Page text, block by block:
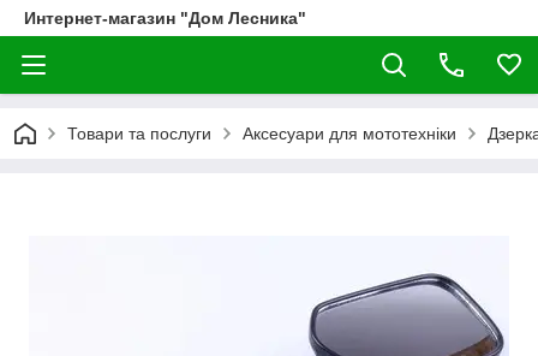
Интернет-магазин "Дом Лесника"
Товари та послуги Аксесуари для мототехніки